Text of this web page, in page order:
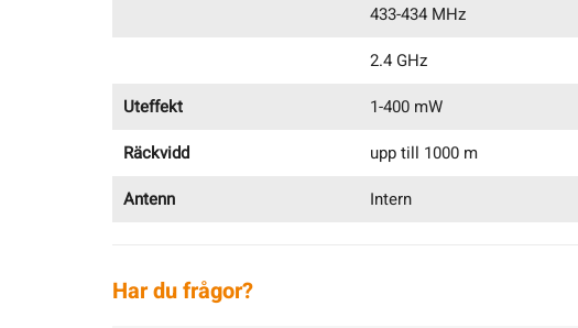
433-434 MHz
2.4 GHz
Uteffekt
1-400 mW
Räckvidd
upp till 1000 m
Antenn
Intern
Har du frågor?